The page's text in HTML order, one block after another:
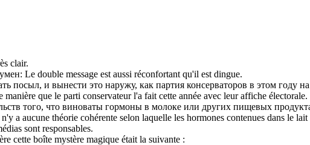
clair.
Le double message est aussi réconfortant qu'il est dingue.
посыл, и вынести это наружу, как партия консерваторов в этом году
manière que le parti conservateur l'a fait cette année avec leur affiche électorale.
того, что виноваты гормоны в молоке или других пищевых
a aucune théorie cohérente selon laquelle les hormones contenues dans le
sont responsables.
cette boîte mystère magique était la suivante :